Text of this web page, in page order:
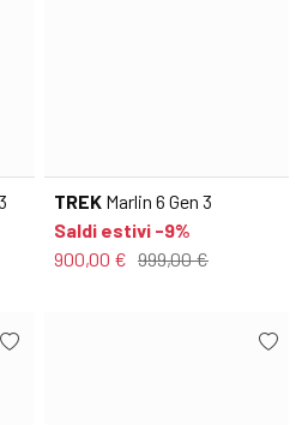
TREK Marlin 6 Gen 3
Saldi estivi -9%
900,00 € 999,00 €